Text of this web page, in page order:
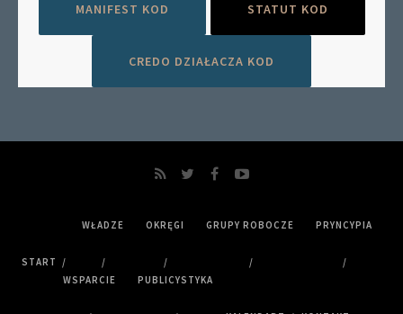
MANIFEST KOD STATUT KOD
CREDO DZIAŁACZA KOD
START
WŁADZE OKRĘGI GRUPY ROBOCZE PRYNCYPIA
WSPARCIE PUBLICYSTYKA